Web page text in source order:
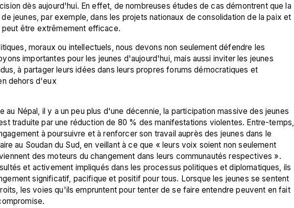
dès aujourd'hui. En effet, de nombreuses études de cas démontrent que la
jeunes, par exemple, dans les projets nationaux de consolidation de la paix et
moraux ou intellectuels, nous devons non seulement défendre les
importantes pour les jeunes d'aujourd'hui, mais aussi inviter les jeunes
à partager leurs idées dans leurs propres forums démocratiques et
dehors d'eux
au Népal, il y a un peu plus d'une décennie, la participation massive des jeunes
traduite par une réduction de 80 % des manifestations violentes. Entre-temps,
à poursuivre et à renforcer son travail auprès des jeunes dans le
au Soudan du Sud, en veillant à ce que « leurs voix soient non seulement
des moteurs du changement dans leurs communautés respectives ».
et activement impliqués dans les processus politiques et diplomatiques, ils
significatif, pacifique et positif pour tous. Lorsque les jeunes se sentent
les voies qu'ils empruntent pour tenter de se faire entendre peuvent en fait